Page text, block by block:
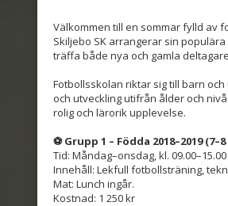
Välkommen till en sommar fylld av
Skiljebo SK arrangerar sin
träffa både nya och gamla
Fotbollsskolan riktar sig till barn
och utveckling utifrån ålder och
rolig och lärorik upplevelse.
⚽Grupp 1 – Födda 2018–2019
Tid: Måndag–onsdag, kl. 09.00–15.00
Innehåll: Lekfull fotbollsträning,
Mat: Lunch ingår.
Kostnad: 1 250 kr